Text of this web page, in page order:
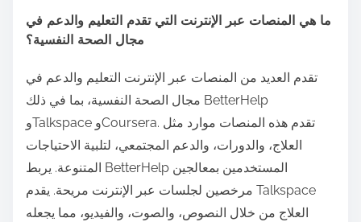
ما هي المنصات عبر الإنترنت التي تقدم التعليم والدعم في
مجال الصحة النفسية؟
تقدم العديد من المنصات عبر الإنترنت التعليم والدعم في
مجال الصحة النفسية، بما في ذلك BetterHelp
وTalkspace وCoursera. تقدم هذه المنصات موارد مثل
العلاج، والدورات، والدعم المجتمعي، لتلبية الاحتياجات
المتنوعة. يربط BetterHelp المستخدمين بمعالجين
مرخصين لجلسات عبر الإنترنت مريحة. يقدم Talkspace
العلاج من خلال النصوص، والصوت، والفيديو، مما يجعله